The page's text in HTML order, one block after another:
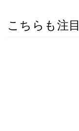
こちらも注目